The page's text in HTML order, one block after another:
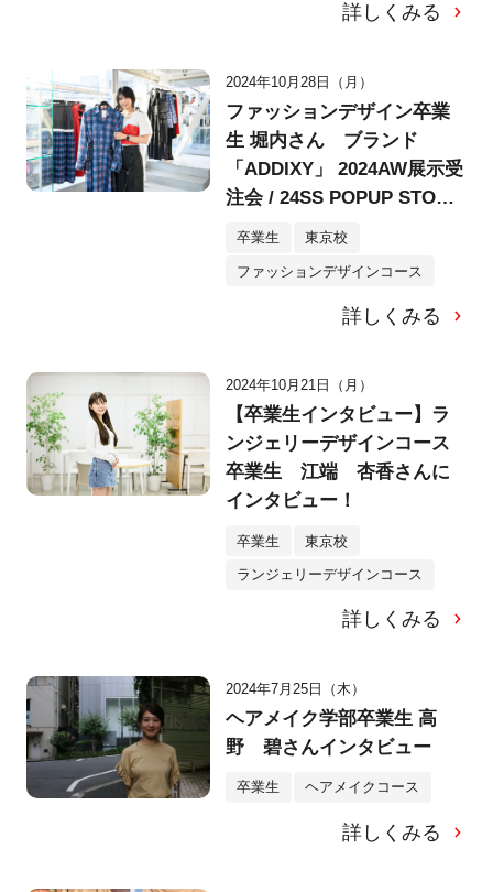
詳しくみる
2024年10月28日（月）
ファッションデザイン卒業
生 堀内さん ブランド
「ADDIXY」 2024AW展示受
注会 / 24SS POPUP STORE
にご訪問＆インタビュー！
卒業生 東京校
ファッションデザインコース
詳しくみる
2024年10月21日（月）
【卒業生インタビュー】ラ
ンジェリーデザインコース
卒業生 江端 杏香さんに
インタビュー！
卒業生 東京校
ランジェリーデザインコース
詳しくみる
2024年7月25日（木）
ヘアメイク学部卒業生 高
野 碧さんインタビュー
卒業生 ヘアメイクコース
詳しくみる